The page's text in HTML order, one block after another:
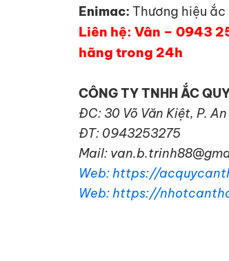
Enimac: Thương hiệu
Liên hệ: Vân – 0943
hãng trong 24h
CÔNG TY TNHH ẮC
ĐC: 30 Võ Văn Kiệt, P.
ĐT: 0943253275
Mail:
Web: https://
Web: https://